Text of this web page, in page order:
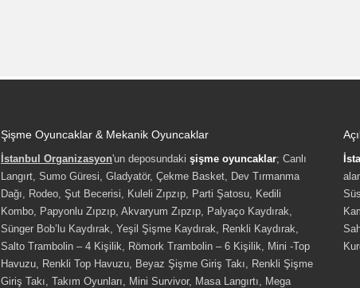
Şişme Oyuncaklar & Mekanik Oyuncaklar
İstanbul Organizasyon'un deposundaki şişme oyuncaklar; Canlı
Langırt, Sumo Güresi, Gladyatör, Çekme Basket, Dev Tırmanma
Dağı, Rodeo, Şut Becerisi, Kuleli Zıpzıp, Parti Şatosu, Kedili
Kombo, Papyonlu Zıpzıp, Akvaryum Zıpzıp, Palyaço Kaydırak,
Sünger Bob’lu Kaydırak, Yeşil Şişme Kaydırak, Renkli Kaydırak,
Salto Trambolin – 4 Kişilik, Römork Trambolin – 6 Kişilik, Mini -Top
Havuzu, Renkli Top Havuzu, Beyaz Şişme Giriş Takı, Renkli Şişme
Giriş Takı, Takım Oyunları, Mini Survivor, Masa Langırtı, Mega